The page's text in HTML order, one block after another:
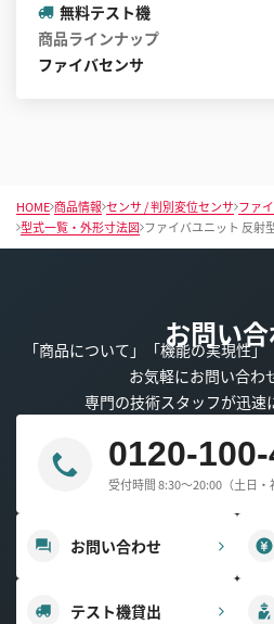
無料テスト機
商品ラインナップ
ファイバセンサ
HOME 商品情報 センサ / 判別変位センサ ファ
型式一覧・外形寸法図 ファイバユニット 反射
お問い
「商品について」「機能の実現性」
お気軽にお問い合わ
専門の技術スタッフが迅速
0120-
受付時間 8:30～20:00（土日・
お問い合わせ
テスト機貸出